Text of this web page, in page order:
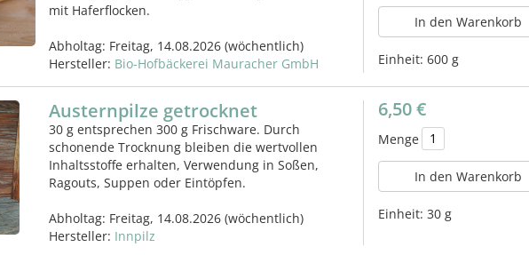
mit Haferflocken.
Abholtag: Freitag, 14.08.2026 (wöchentlich)
Hersteller: Bio-Hofbäckerei Mauracher GmbH
In den Warenkorb
Einheit: 600 g
Austernpilze getrocknet
30 g entsprechen 300 g Frischware. Durch
schonende Trocknung bleiben die wertvollen
Inhaltsstoffe erhalten, Verwendung in Soßen,
Ragouts, Suppen oder Eintöpfen.
Abholtag: Freitag, 14.08.2026 (wöchentlich)
Hersteller: Innpilz
6,50 €
Menge
In den Warenkorb
Einheit: 30 g